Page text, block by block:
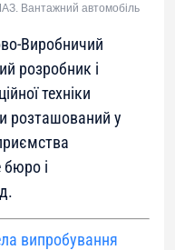
Вантажний автомобіль
Виробничий
розробник і
техніки
розташований у
бюро і
випробування